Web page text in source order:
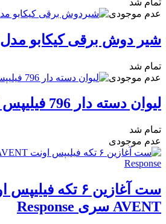
عدم موجودی
شیر دوش برقی کیکابو مدل LEIA PLUS
تمام شد
عدم موجودی
لیوان دسته دار 796 فیلیپس اونت – بنفش
تمام شد
عدم موجودی
AVENT سری Response